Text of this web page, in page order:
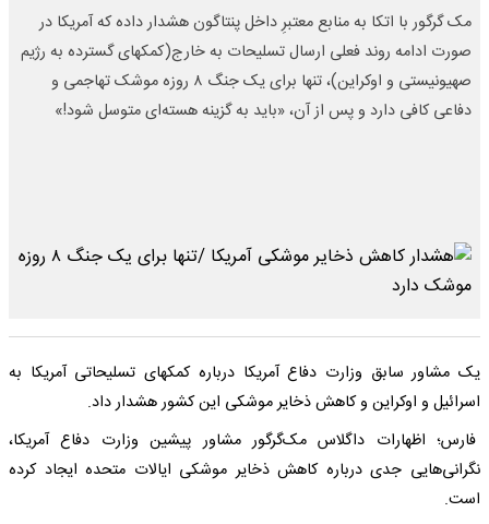
مک گرگور با اتکا به منابع معتبرِ داخل پنتاگون هشدار داده که آمریکا در
صورت ادامه روند فعلی ارسال تسلیحات به خارج(کمکهای گسترده به رژیم
صهیونیستی و اوکراین)، تنها برای یک جنگ ۸ روزه موشک تهاجمی و
دفاعی کافی دارد و پس از آن، «باید به گزینه هسته‌ای متوسل شود!»
یک مشاور سابق وزارت دفاع آمریکا درباره کمکهای تسلیحاتی آمریکا به
اسرائیل و اوکراین و کاهش ذخایر موشکی این کشور هشدار داد.
فارس؛ اظهارات داگلاس مک‌گرگور مشاور پیشین وزارت دفاع آمریکا،
نگرانی‌هایی جدی درباره کاهش ذخایر موشکی ایالات متحده ایجاد کرده
است.